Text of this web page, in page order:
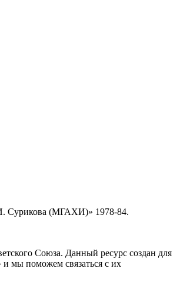
И. Сурикова (МГАХИ)» 1978-84.
Союза. Данный ресурс создан для
и мы поможем связаться с их